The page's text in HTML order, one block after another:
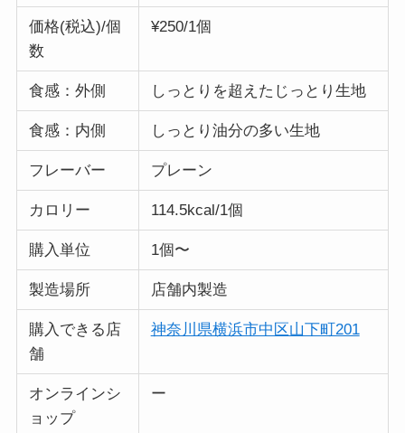
価格(税込)/個
数
¥250/1個
食感：外側 しっとりを超えたじっとり生地
食感：内側 しっとり油分の多い生地
フレーバー プレーン
カロリー 114.5kcal/1個
購入単位 1個〜
製造場所 店舗内製造
購入できる店
舗
神奈川県横浜市中区山下町201
オンラインシ
ョップ
ー